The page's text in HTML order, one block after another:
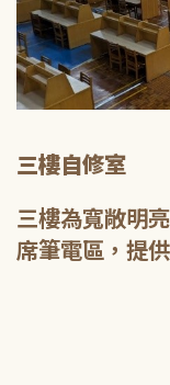
三樓自修室
三樓為寬敞明
席筆電區，提